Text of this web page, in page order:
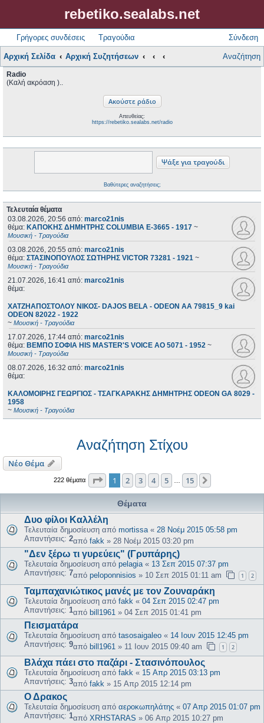
rebetiko.sealabs.net
Γρήγορες συνδέσεις Τραγούδια Σύνδεση
Αρχική Σελίδα Αρχική Συζητήσεων Αναζήτηση
Radio
(Καλή ακρόαση )..
Απευθείας:
https://rebetiko.sealabs.net/radio
Βαθύτερες αναζητήσεις;
Τελευταία θέματα
03.08.2026, 20:56 από: marco21nis
θέμα: ΚΑΠΟΚΗΣ ΔΗΜΗΤΡΗΣ COLUMBIA E-3665 - 1917 ~
Μουσική - Τραγούδια
03.08.2026, 20:55 από: marco21nis
θέμα: ΣΤΑΣΙΝΟΠΟΥΛΟΣ ΣΩΤΗΡΗΣ VICTOR 73281 - 1921 ~
Μουσική - Τραγούδια
21.07.2026, 16:41 από: marco21nis
θέμα:
ΧΑΤΖΗΑΠΟΣΤΟΛΟΥ ΝΙΚΟΣ- DAJOS BELA - ODEON AA 79815_9 kai
ODEON 82022 - 1922
~ Μουσική - Τραγούδια
17.07.2026, 17:44 από: marco21nis
θέμα: ΒΕΜΠΟ ΣΟΦΙΑ HIS MASTER'S VOICE AO 5071 - 1952 ~
Μουσική - Τραγούδια
08.07.2026, 16:32 από: marco21nis
θέμα:
ΚΑΛΟΜΟΙΡΗΣ ΓΕΩΡΓΙΟΣ - ΤΣΑΓΚΑΡΑΚΗΣ ΔΗΜΗΤΡΗΣ ODEON GA 8029 -
1958
~ Μουσική - Τραγούδια
Αναζήτηση Στίχου
Νέο Θέμα
222 θέματα Σελίδα από15
1 2 3 4 5 15
Θέματα
Δυο φίλοι Καλλέλη
Τελευταία δημοσίευση από mortissa « 28 Νοέμ 2015 05:58 pm
Απαντήσεις: 2από fakk » 28 Νοέμ 2015 03:20 pm
"Δεν ξέρω τι γυρεύεις" (Γρυπάρης)
Τελευταία δημοσίευση από pelagia « 13 Σεπ 2015 07:37 pm
Απαντήσεις: 7από peloponnisios » 10 Σεπ 2015 01:11 am 1 2
Ταμπαχανιώτικος μανές με τον Ζουναράκη
Τελευταία δημοσίευση από fakk « 04 Σεπ 2015 02:47 pm
Απαντήσεις: 1από bill1961 » 04 Σεπ 2015 01:41 pm
Πεισματάρα
Τελευταία δημοσίευση από tasosaigaleo « 14 Ιουν 2015 12:45 pm
Απαντήσεις: 9από bill1961 » 11 Ιουν 2015 09:40 am 1 2
Βλάχα πάει στο παζάρι - Στασινόπουλος
Τελευταία δημοσίευση από fakk « 15 Απρ 2015 03:13 pm
Απαντήσεις: 3από fakk » 15 Απρ 2015 12:14 pm
Ο Δρακος
Τελευταία δημοσίευση από αεροκωπηλάτης « 07 Απρ 2015 01:07 pm
Απαντήσεις: 1από XRHSTARAS » 06 Απρ 2015 10:27 pm